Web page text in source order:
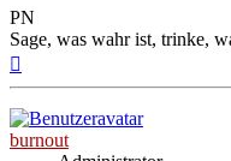
PN
Sage, was wahr ist, trinke,
burnout